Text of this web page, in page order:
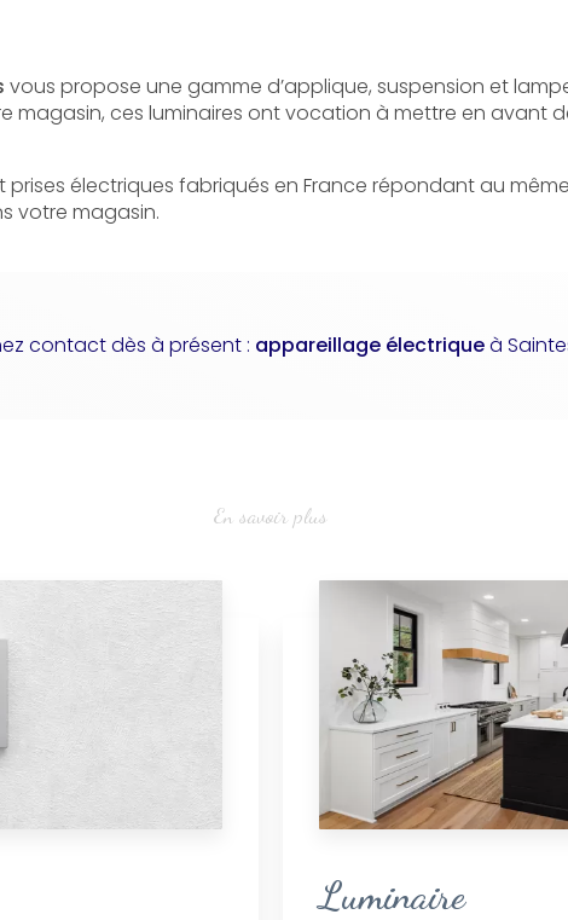
vous propose une gamme d’applique, suspension et
magasin, ces luminaires ont vocation à mettre en avant
prises électriques fabriqués en France répondant au
votre magasin.
contact dès à présent : appareillage électriqueà
En savoir plus
Luminaire